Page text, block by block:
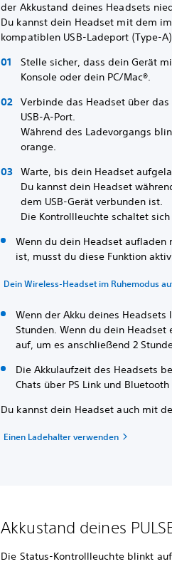
der Akkustand deines Headsets
Du kannst dein Headset mit dem
kompatiblen USB-Ladeport (Type-
Stelle sicher, dass dein Gerät
Konsole oder dein PC/Mac®.
Verbinde das Headset über
USB-A-Port.
Während des Ladevorgangs
orange.
Warte, bis dein Headset
Du kannst dein Headset
dem USB-Gerät verbunden ist.
Die Kontrollleuchte schaltet
Wenn du dein Headset aufladen
ist, musst du diese Funktion
Dein Wireless-Headset im Ruhemodus
Wenn der Akku deines
Stunden. Wenn du dein
auf, um es anschließend 2
Die Akkulaufzeit des Headsets
Chats über PS Link und Bluetooth
Du kannst dein Headset auch mit
Einen Ladehalter verwenden
Akkustand deines
Die Status-Kontrollleuchte blinkt